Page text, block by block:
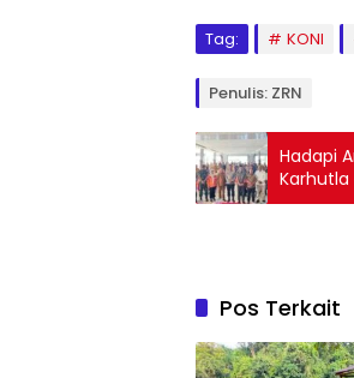
Tag: KONI
Penulis: ZRN
Hadapi
Pos Terkait